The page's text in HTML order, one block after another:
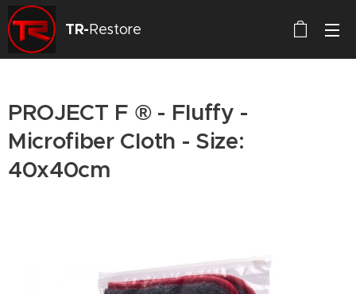
TR-Restore
PROJECT F ® - Fluffy -
Microfiber Cloth - Size:
40x40cm